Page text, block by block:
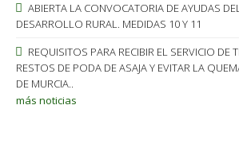
ABIERTA LA CONVOCATORIA DE AYUDAS
DESARROLLO RURAL. MEDIDAS 10 Y 11
REQUISITOS PARA RECIBIR EL SERVICIO DE
RESTOS DE PODA DE ASAJA Y EVITAR LA
DE MURCIA..
más noticias